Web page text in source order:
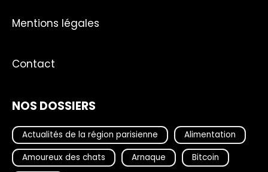
Mentions légales
Contact
NOS DOSSIERS
Actualités de la région parisienne
Alimentation
Amoureux des chats
Arnaque
Bitcoin